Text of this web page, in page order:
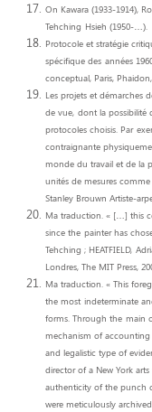
On Kawara (1933-1914),
Tehching Hsieh (1950-…).
Protocole et stratégie
spécifique des années
conceptual, Paris, Phaidon,
Les projets et démarches
de vue, dont la possibilité
protocoles choisis. Par
contraignante
monde du travail et de la
unités de mesures
Stanley Brouwn Artiste-
Ma traduction. « […] this
since the painter has
Tehching ; HEATFIELD,
Londres, The MIT Press,
Ma traduction. « This
the most indeterminate
forms. Through the main
mechanism of
and legalistic type of
director of a New York
authenticity of the punch
were meticulously